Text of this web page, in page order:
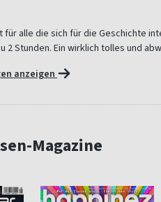
für alle die sich für die Geschichte
2 Stunden. Ein wirklich tolles und
anzeigen
Magazine